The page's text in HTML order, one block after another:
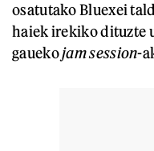
osatutako Bluexei
haiek irekiko dituzte
gauekojam session-